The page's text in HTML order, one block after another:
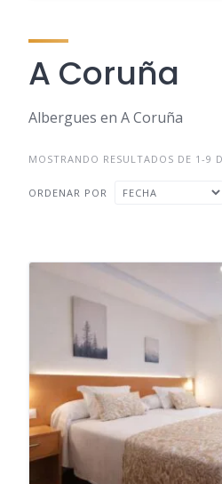
A Coruña
Albergues en A Coruña
MOSTRANDO RESULTADOS DE 1-9
ORDENAR POR